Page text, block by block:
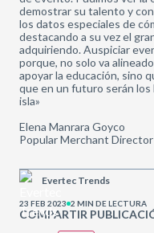
demostrar su talento y
los datos especiales de
destacando a su vez el
adquiriendo. Auspiciar
porque, no solo va
apoyar la educación, sino
que en un futuro serán
isla»
Elena Manrara Goyco
Popular Merchant Director
COMPARTIR
Evertec Trends
23 FEB 2023 2 MIN DE LECTURA